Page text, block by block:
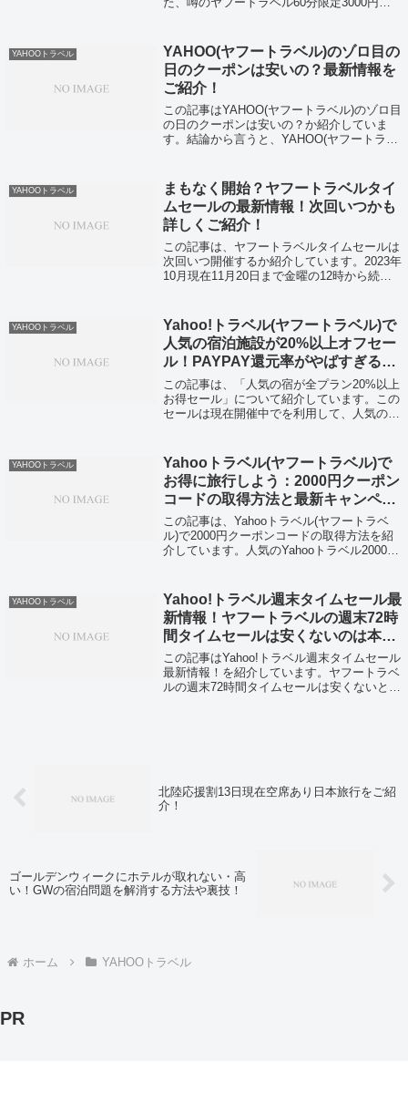
たい人は下記のクーポンの配布ペ...
YAHOOトラベル
YAHOO(ヤフートラベル)のゾロ目の
日のクーポンは安いの？最新情報を
ご紹介！
この記事はYAHOO(ヤフートラベル)のゾロ目
の日のクーポンは安いの？か紹介していま
す。結論から言うと、YAHOO(ヤフートラベ
ルはゾロ目の日の日以上にお得な...
YAHOOトラベル
まもなく開始？ヤフートラベルタイ
ムセールの最新情報！次回いつかも
詳しくご紹介！
この記事は、ヤフートラベルタイムセールは
次回いつ開催するか紹介しています。2023年
10月現在11月20日まで金曜の12時から続く
ベルタイムセールを利用したい...
YAHOOトラベル
Yahoo!トラベル(ヤフートラベル)で
人気の宿泊施設が20%以上オフセー
ル！PAYPAY還元率がやばすぎる詳
細をご紹介！
この記事は、「人気の宿が全プラン20%以上
お得セール」について紹介しています。この
セールは現在開催中でを利用して、人気のホ
20%以上お得セールでホテルを予約した...
YAHOOトラベル
Yahooトラベル(ヤフートラベル)で
お得に旅行しよう：2000円クーポン
コードの取得方法と最新キャンペー
ン情報！
この記事は、Yahooトラベル(ヤフートラベ
ル)で2000円クーポンコードの取得方法を紹
介しています。人気のYahooトラベル2000円
ーポンを取得したい人...
YAHOOトラベル
Yahoo!トラベル週末タイムセール最
新情報！ヤフートラベルの週末72時
間タイムセールは安くないのは本当
なのか徹底レポ！
この記事はYahoo!トラベル週末タイムセール
最新情報！を紹介しています。ヤフートラベ
ルの週末72時間タイムセールは安くないとい
北陸応援割13日現在空席あり日本旅行をご紹
介！
ゴールデンウィークにホテルが取れない・高
い！GWの宿泊問題を解消する方法や裏技！
ホーム YAHOOトラベル
PR